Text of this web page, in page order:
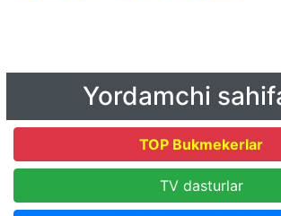
Yordamchi
TOP Bukmekerlar
TV dasturlar